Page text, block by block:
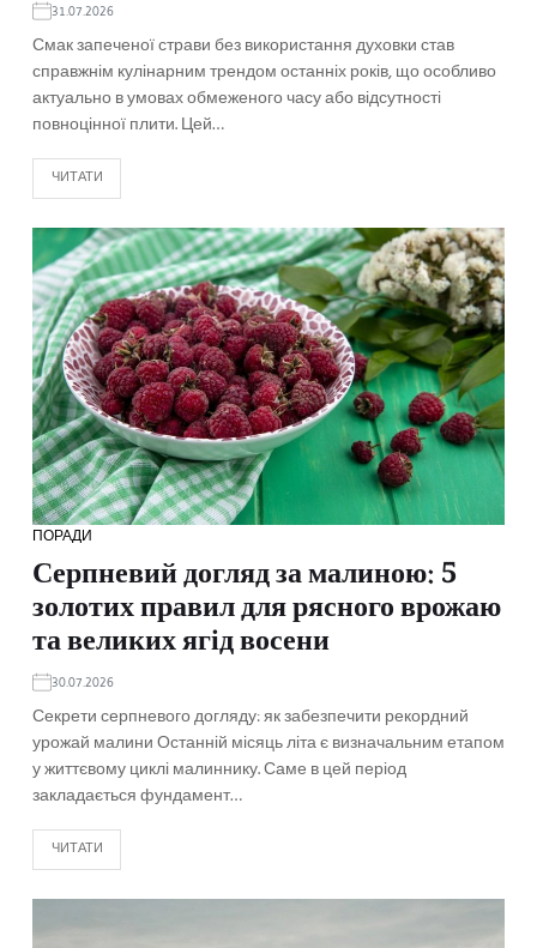
31.07.2026
Смак запеченої страви без використання духовки став
справжнім кулінарним трендом останніх років, що особливо
актуально в умовах обмеженого часу або відсутності
повноцінної плити. Цей…
ЧИТАТИ
ПОРАДИ
Серпневий догляд за малиною: 5
золотих правил для рясного врожаю
та великих ягід восени
30.07.2026
Секрети серпневого догляду: як забезпечити рекордний
урожай малини Останній місяць літа є визначальним етапом
у життєвому циклі малиннику. Саме в цей період
закладається фундамент…
ЧИТАТИ